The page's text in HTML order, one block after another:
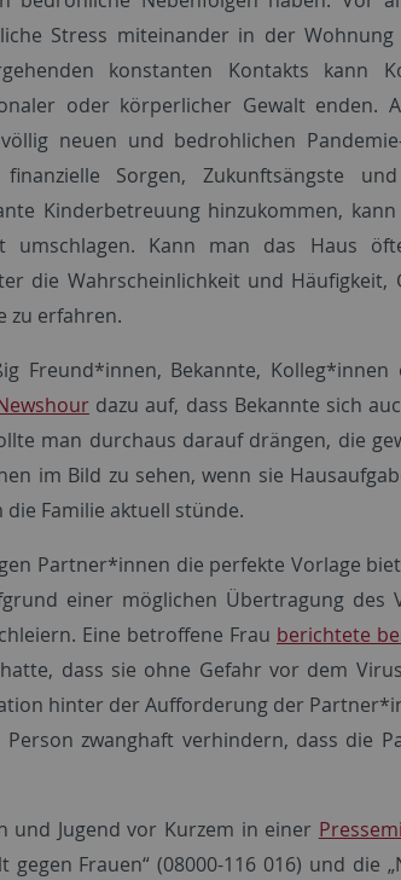
Stress miteinander in der
konstanten Kontakts kann
oder körperlicher Gewalt enden.
neuen und bedrohlichen
Sorgen, Zukunftsängste
Kinderbetreuung hinzukommen,
umschlagen. Kann man das Haus
die Wahrscheinlichkeit und Häufigkeit,
zu erfahren.
Freund*innen, Bekannte,
dazu auf, dass Bekannte sich
man durchaus darauf drängen, die
im Bild zu sehen, wenn sie
Familie aktuell stünde.
Partner*innen die perfekte Vorlage
einer möglichen Übertragung des
Eine betroffene Frau berichtete
dass sie ohne Gefahr vor dem
hinter der Aufforderung der
zwanghaft verhindern, dass die
und Jugend vor Kurzem in einer
Frauen“ (08000-116 016) und die